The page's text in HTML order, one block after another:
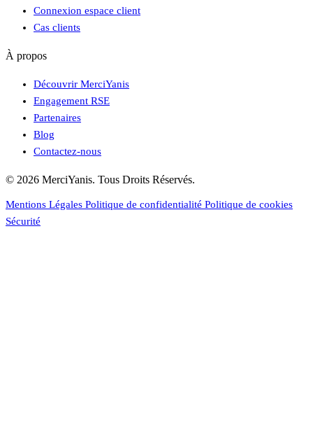
Connexion espace client
Cas clients
À propos
Découvrir MerciYanis
Engagement RSE
Partenaires
Blog
Contactez-nous
© 2026 MerciYanis. Tous Droits Réservés.
Mentions Légales Politique de confidentialité Politique de cookies
Sécurité